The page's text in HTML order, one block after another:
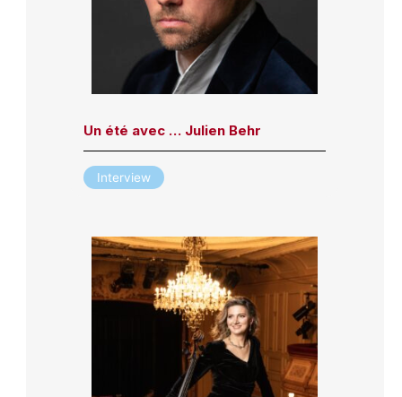
Un été avec … Julien Behr
Interview